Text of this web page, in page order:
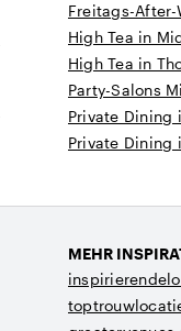
Freitags-After-
High Tea in
High Tea in
Party-Salons
Private Dining
Private Dining
MEHR